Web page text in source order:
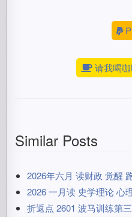
请我喝
Similar Posts
2026年六月 读财政 觉醒
2026 一月读 史学理论 心
折返点 2601 波马训练第